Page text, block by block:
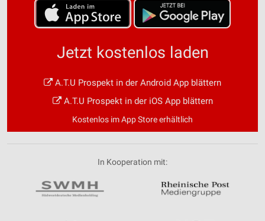
Jetzt kostenlos laden
A.T.U Prospekt in der Android App blättern
A.T.U Prospekt in der iOS App blättern
Kostenlos im App Store erhältlich
In Kooperation mit: